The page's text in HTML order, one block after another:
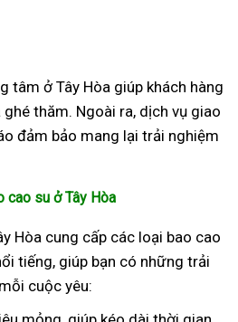
tâm ở Tây Hòa giúp khách hàng
thăm. Ngoài ra, dịch vụ giao
đảm bảo mang lại trải nghiệm
cao su ở Tây Hòa
Hòa cung cấp các loại bao cao
tiếng, giúp bạn có những trải
cuộc yêu: